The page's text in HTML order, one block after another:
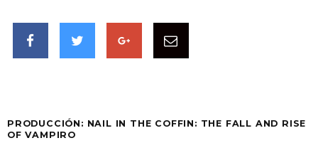
PRODUCCIÓN: NAIL IN THE COFFIN: THE FALL AND RISE
OF VAMPIRO